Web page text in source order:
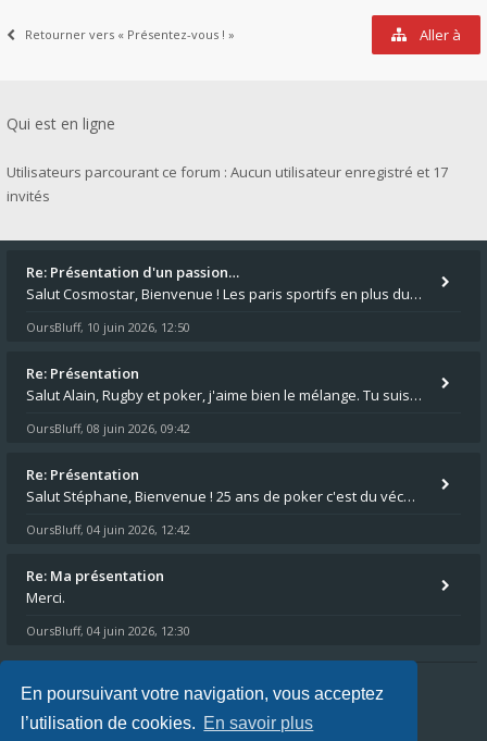
En poursuivant votre navigation, vous acceptez
l’utilisation de cookies. En savoir plus
Retourner vers « Présentez-vous ! » Aller à
Qui est en ligne
Utilisateurs parcourant ce forum : Aucun utilisateur enregistré et 17
invités
Re: Présentation d'un passion…
Salut Cosmostar, Bienvenue ! Les paris sportifs en plus du poker, c'est ce que je fais aussi. Surtout la NBA, je mise su
OursBluff, 10 juin 2026, 12:50
Re: Présentation
Salut Alain, Rugby et poker, j'aime bien le mélange. Tu suis le rugby du coin ? Moi j'essaie d'aller voir des matchs de
OursBluff, 08 juin 2026, 09:42
Re: Présentation
Salut Stéphane, Bienvenue ! 25 ans de poker c'est du vécu quand même. Moi je suis relativementnouveau (2018) mais j'ai a
OursBluff, 04 juin 2026, 12:42
Re: Ma présentation
Merci.
OursBluff, 04 juin 2026, 12:30